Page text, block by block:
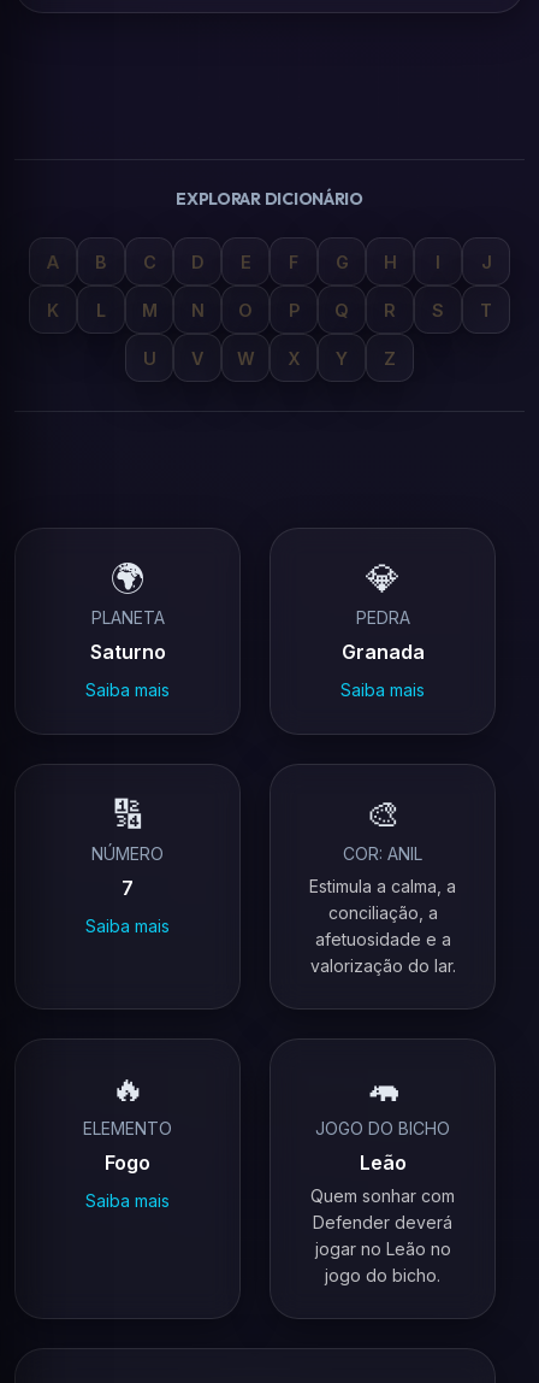
EXPLORAR DICIONÁRIO
A B C D E F G H I J
K L M N O P Q R S T
U V W X Y Z
🌍
PLANETA
Saturno
Saiba mais
💎
PEDRA
Granada
Saiba mais
🔢
NÚMERO
7
Saiba mais
🎨
COR: ANIL
Estimula a calma, a
conciliação, a
afetuosidade e a
valorização do lar.
🔥
ELEMENTO
Fogo
Saiba mais
🦛
JOGO DO BICHO
Leão
Quem sonhar com
Defender deverá
jogar no Leão no
jogo do bicho.